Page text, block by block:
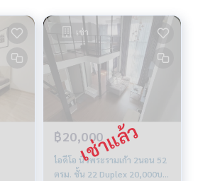
เช่า
฿20,000
ไอดีโอ นิวพระรามเก้า 2นอน 52
ตรม. ชั้น 22 Duplex 20,000บ.